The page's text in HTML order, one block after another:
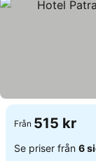
Från 515 kr
Se priser från 6